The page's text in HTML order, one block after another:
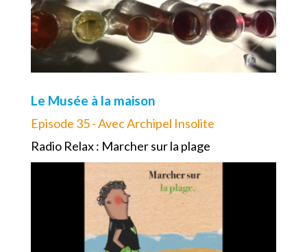
Le Musée à la maison
Episode 35 - Avec Archipel Insolite
Radio Relax : Marcher sur la plage